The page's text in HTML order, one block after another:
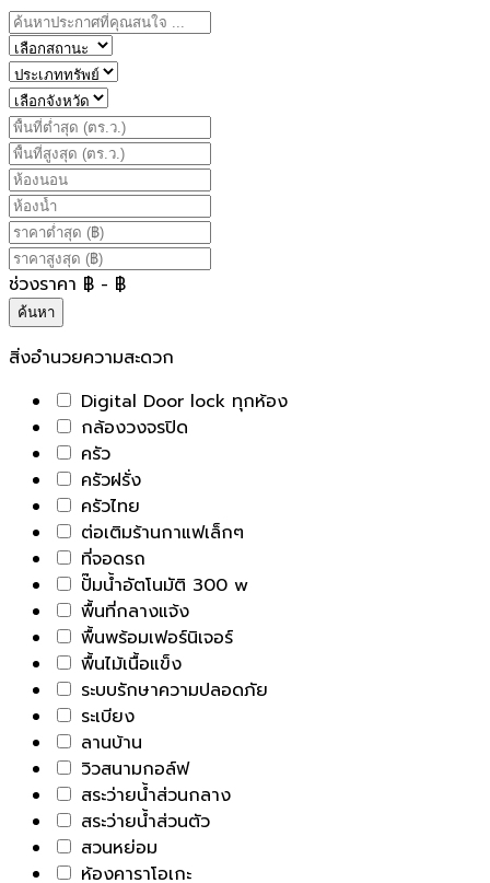
ช่วงราคา ฿ - ฿
ค้นหา
สิ่งอำนวยความสะดวก
Digital Door lock ทุกห้อง
กล้องวงจรปิด
ครัว
ครัวฝรั่ง
ครัวไทย
ต่อเติมร้านกาแฟเล็กๆ
ที่จอดรถ
ปั๊มน้ำอัตโนมัติ 300 w
พื้นที่กลางแจ้ง
พื้นพร้อมเฟอร์นิเจอร์
พื้นไม้เนื้อแข็ง
ระบบรักษาความปลอดภัย
ระเบียง
ลานบ้าน
วิวสนามกอล์ฟ
สระว่ายน้ำส่วนกลาง
สระว่ายน้ำส่วนตัว
สวนหย่อม
ห้องคาราโอเกะ